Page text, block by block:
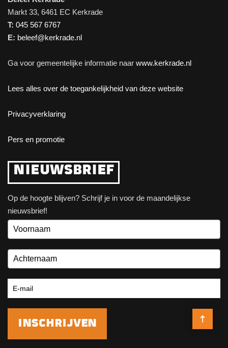
Markt 33, 6461 EC Kerkrade
T: 045 567 6767
E: beleef@kerkrade.nl
Ga voor gemeentelijke informatie naar www.kerkrade.nl
Lees alles over de toegankelijkheid van deze website
Privacyverklaring
Pers en promotie
NIEUWSBRIEF
Op de hoogte blijven? Schrijf je in voor de maandelijkse
nieuwsbrief!
INSCHRIJVEN